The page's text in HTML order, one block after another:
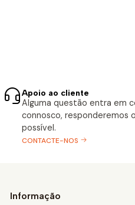
Apoio ao cliente
Alguma questão entra em
connosco, responderemos
possível.
CONTACTE-NOS
Informação